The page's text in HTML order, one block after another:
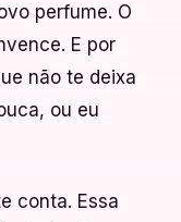
perfume. O
E por
não te deixa
ou eu
conta. Essa